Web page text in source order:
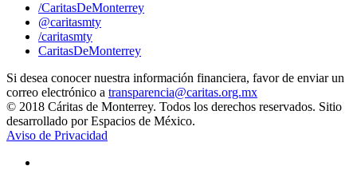
/CaritasDeMonterrey
@caritasmty
/caritasmty
CaritasDeMonterrey
Si desea conocer nuestra información financiera, favor de enviar un
correo electrónico a transparencia@caritas.org.mx
© 2018 Cáritas de Monterrey. Todos los derechos reservados. Sitio
desarrollado por Espacios de México.
Aviso de Privacidad